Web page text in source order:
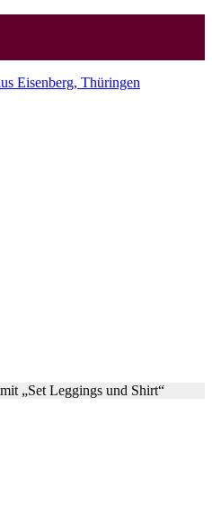
„Set Leggings und Shirt“